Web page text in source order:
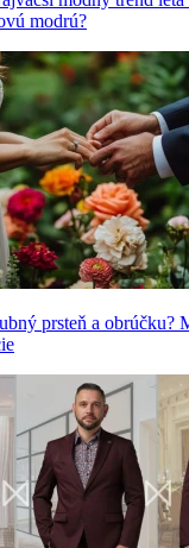
modrú?
prsteň a obrúčku?